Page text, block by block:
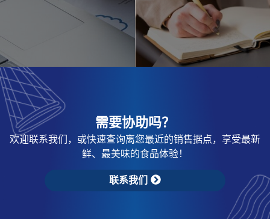
需要协助吗？
欢迎联系我们，或快速查询离您最近的销售据点，享受最新
鲜、最美味的食品体验！
联系我们